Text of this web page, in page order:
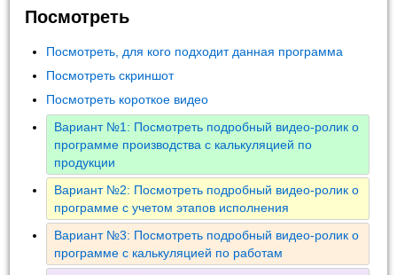
Посмотреть
Посмотреть, для кого подходит данная программа
Посмотреть скриншот
Посмотреть короткое видео
Вариант №1: Посмотреть подробный видео-ролик о
программе производства с калькуляцией по
продукции
Вариант №2: Посмотреть подробный видео-ролик о
программе с учетом этапов исполнения
Вариант №3: Посмотреть подробный видео-ролик о
программе с калькуляцией по работам